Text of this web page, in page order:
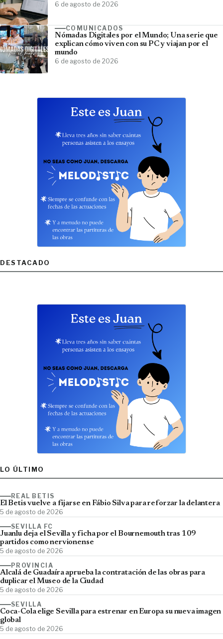
6 de agosto de 2026
COMUNICADOS
Nómadas Digitales por el Mundo; Una serie que
explican cómo viven con su PC y viajan por el
mundo
6 de agosto de 2026
DESTACADO
LO ÚLTIMO
REAL BETIS
El Betis vuelve a fijarse en Fábio Silva para reforzar la delantera
5 de agosto de 2026
SEVILLA FC
Juanlu deja el Sevilla y ficha por el Bournemouth tras 109
partidos como nervionense
5 de agosto de 2026
PROVINCIA
Alcalá de Guadaíra aprueba la contratación de las obras para
duplicar el Museo de la Ciudad
5 de agosto de 2026
SEVILLA
Coca-Cola elige Sevilla para estrenar en Europa su nueva imagen
global
5 de agosto de 2026